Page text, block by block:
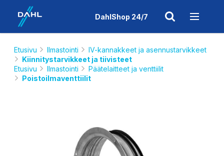
DahlShop 24/7
Etusivu Ilmastointi
IV-kannakkeet ja asennustarvikkeet
Kiinnitystarvikkeet ja tiivisteet
Etusivu
Ilmastointi
Päätelaitteet ja venttiilit
Poistoilmaventtiilit